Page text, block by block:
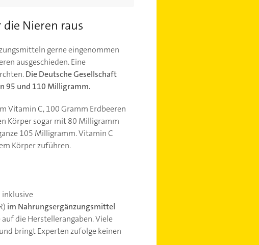
Nieren raus
gerne eingenommen
ausgeschieden. Eine
Die Deutsche Gesellschaft
95 und 110 Milligramm.
Vitamin C, 100 Gramm Erdbeeren
Körper sogar mit 80 Milligramm
105 Milligramm. Vitamin C
Körper zuführen.
inklusive
im Nahrungsergänzungsmittel
auf die Herstellerangaben. Viele
bringt Experten zufolge keinen